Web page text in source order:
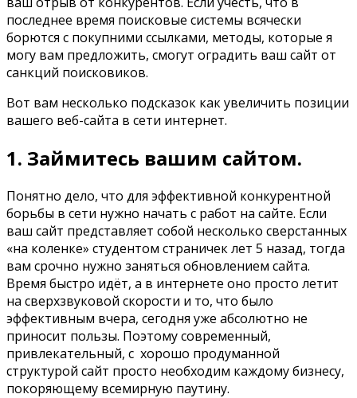
последнее время поисковые системы всячески
борются с покупними ссылками, методы, которые я
могу вам предложить, смогут оградить ваш сайт от
санкций поисковиков.
Вот вам несколько подсказок как увеличить позиции
вашего веб-сайта в сети интернет.
1. Займитесь вашим сайтом.
Понятно дело, что для эффективной конкурентной
борьбы в сети нужно начать с работ на сайте. Если
ваш сайт представляет собой несколько сверстанных
«на коленке» студентом страничек лет 5 назад, тогда
вам срочно нужно заняться обновлением сайта.
Время быстро идёт, а в интернете оно просто летит
на сверхзвуковой скорости и то, что было
эффективным вчера, сегодня уже абсолютно не
приносит пользы. Поэтому современный,
привлекательный, с хорошо продуманной
структурой сайт просто необходим каждому бизнесу,
покоряющему всемирную паутину.